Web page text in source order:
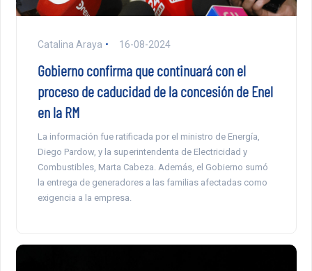
Catalina Araya 16-08-2024
Gobierno confirma que continuará con el
proceso de caducidad de la concesión de Enel
en la RM
La información fue ratificada por el ministro de Energía,
Diego Pardow, y la superintendenta de Electricidad y
Combustibles, Marta Cabeza. Además, el Gobierno sumó
la entrega de generadores a las familias afectadas como
exigencia a la empresa.